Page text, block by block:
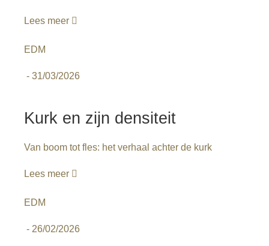
Lees meer
EDM
- 31/03/2026
Kurk en zijn densiteit
Van boom tot fles: het verhaal achter de kurk
Lees meer
EDM
- 26/02/2026